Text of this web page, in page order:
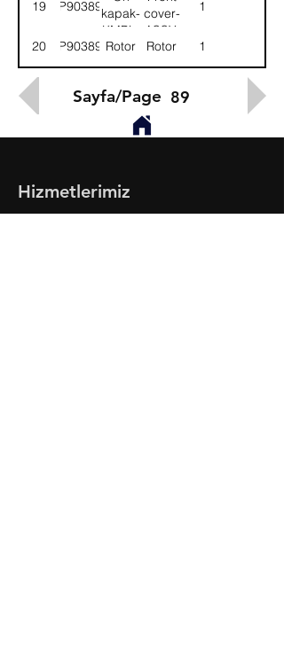
19 9P903890kapak-
KMPL.
cover-
ASSY.
1
20 9P903891Rotor Rotor 1
Sayfa/Page 89
Hizmetlerimiz